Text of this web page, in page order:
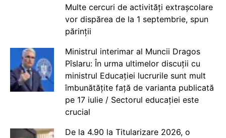
Multe cercuri de activități extrașcolare
vor dispărea de la 1 septembrie, spun
părinții
Ministrul interimar al Muncii Dragos
Pîslaru: În urma ultimelor discuții cu
ministrul Educației lucrurile sunt mult
îmbunătățite față de varianta publicată
pe 17 iulie / Sectorul educației este
crucial
De la 4.90 la Titularizare 2026, o